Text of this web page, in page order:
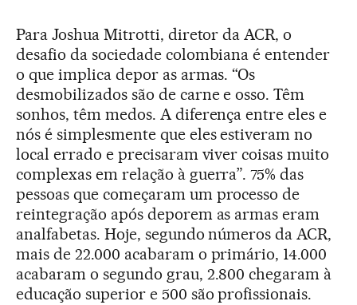
Para Joshua Mitrotti, diretor da ACR, o
desafio da sociedade colombiana é entender
o que implica depor as armas. “Os
desmobilizados são de carne e osso. Têm
sonhos, têm medos. A diferença entre eles e
nós é simplesmente que eles estiveram no
local errado e precisaram viver coisas muito
complexas em relação à guerra”. 75% das
pessoas que começaram um processo de
reintegração após deporem as armas eram
analfabetas. Hoje, segundo números da ACR,
mais de 22.000 acabaram o primário, 14.000
acabaram o segundo grau, 2.800 chegaram à
educação superior e 500 são profissionais.